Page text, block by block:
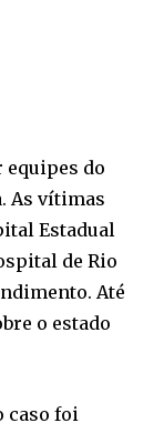
do
As vítimas
Estadual
de Rio
Até
o estado
caso foi